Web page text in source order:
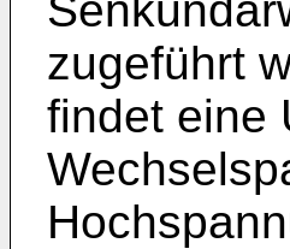
zugeführt
findet eine